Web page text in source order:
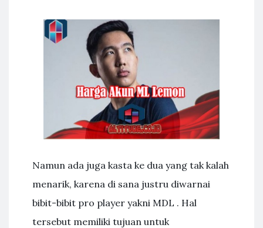
Namun ada juga kasta ke dua yang tak kalah
menarik, karena di sana justru diwarnai
bibit-bibit pro player yakni MDL . Hal
tersebut memiliki tujuan untuk